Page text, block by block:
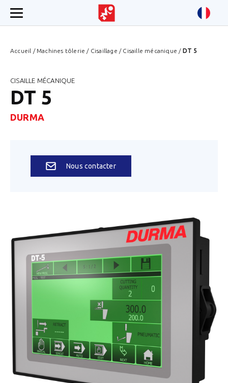
Accueil / Machines tôlerie / Cisaillage / Cisaille mécanique / DT 5
CISAILLE MÉCANIQUE
DT 5
DURMA
Nous contacter